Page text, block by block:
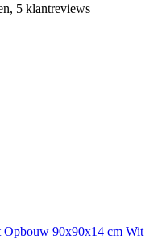
5 klantreviews
Opbouw 90x90x14 cm Wit